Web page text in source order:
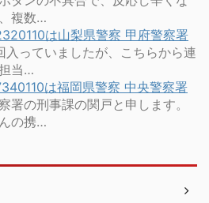
複数…
は山梨県警察 甲府警察署
入っていましたが、こちらから連
当…
は福岡県警察 中央警察署
署の刑事課の関戸と申します。
の携…